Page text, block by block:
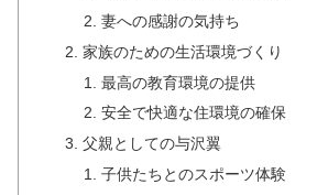
妻への感謝の気持ち
家族のための生活環境づくり
最高の教育環境の提供
安全で快適な住環境の確保
父親としての与沢翼
子供たちとのスポーツ体験